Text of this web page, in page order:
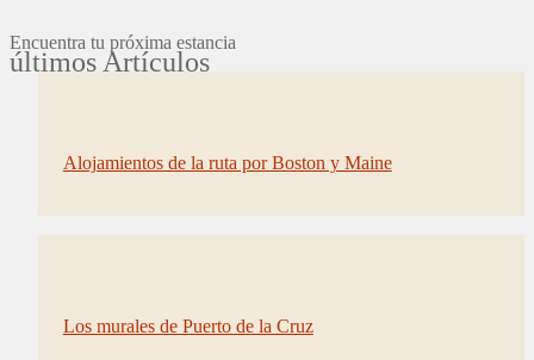
Encuentra tu próxima estancia
últimos Artículos
Alojamientos de la ruta por Boston y Maine
Los murales de Puerto de la Cruz